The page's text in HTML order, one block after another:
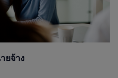
ยจ้าง